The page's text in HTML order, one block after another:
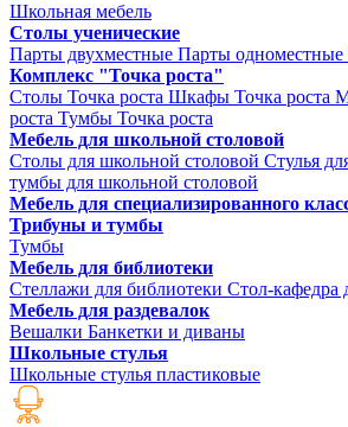
Школьная мебель
Столы ученические
Парты двухместные Парты одноместные
Комплекс "Точка роста"
Столы Точка роста Шкафы Точка роста
роста Тумбы Точка роста
Мебель для школьной столовой
Столы для школьной столовой Стулья
тумбы для школьной столовой
Мебель для специализированного
Трибуны и тумбы
Тумбы
Мебель для библиотеки
Стеллажи для библиотеки Стол-кафедра
Мебель для раздевалок
Вешалки Банкетки и диваны
Школьные стулья
Школьные стулья пластиковые